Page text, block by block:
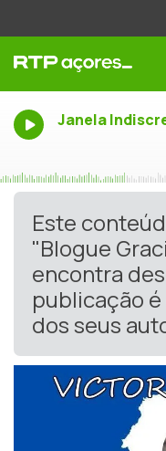
Janela
Este
"Blogue
encontra
publicação
dos seus